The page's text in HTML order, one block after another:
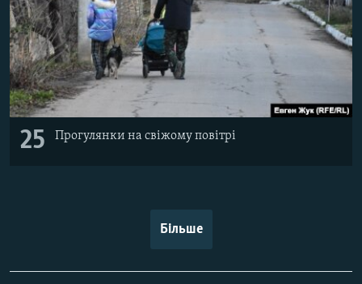
25 Прогулянки на свіжому повітрі
Більше